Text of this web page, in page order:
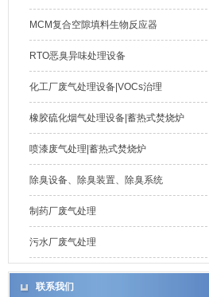
MCM复合空隙填料生物反应器
RTO恶臭异味处理设备
化工厂废气处理设备|VOCs治理
橡胶硫化烟气处理设备|蓄热式焚烧炉
喷漆废气处理|蓄热式焚烧炉
除臭设备、除臭装置、除臭系统
制药厂废气处理
污水厂废气处理
联系我们